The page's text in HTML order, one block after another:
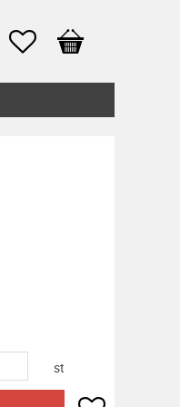
Favoriter
Kundvagn
st